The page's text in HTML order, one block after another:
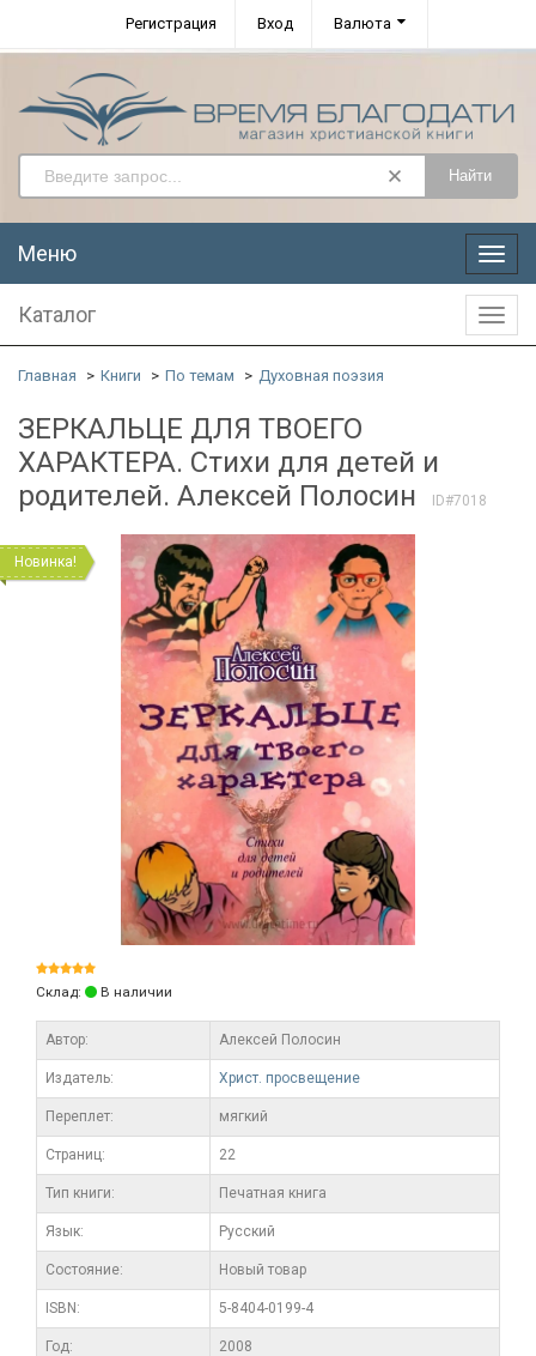
Регистрация Вход Валюта
Найти
Меню
Меню
Каталог
Главная Книги По темам Духовная поэзия
ЗЕРКАЛЬЦЕ ДЛЯ ТВОЕГО
ХАРАКТЕРА. Стихи для детей и
родителей. Алексей Полосин
ID#7018
Новинка!
Склад: В наличии
Автор: Алексей Полосин
Издатель: Христ. просвещение
Переплет: мягкий
Cтраниц: 22
Тип книги: Печатная книга
Язык: Русский
Состояние: Новый товар
ISBN: 5-8404-0199-4
Год: 2008